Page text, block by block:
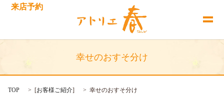
来店予約
幸せのおすそ分け
TOP [お客様ご紹介] 幸せのおすそ分け